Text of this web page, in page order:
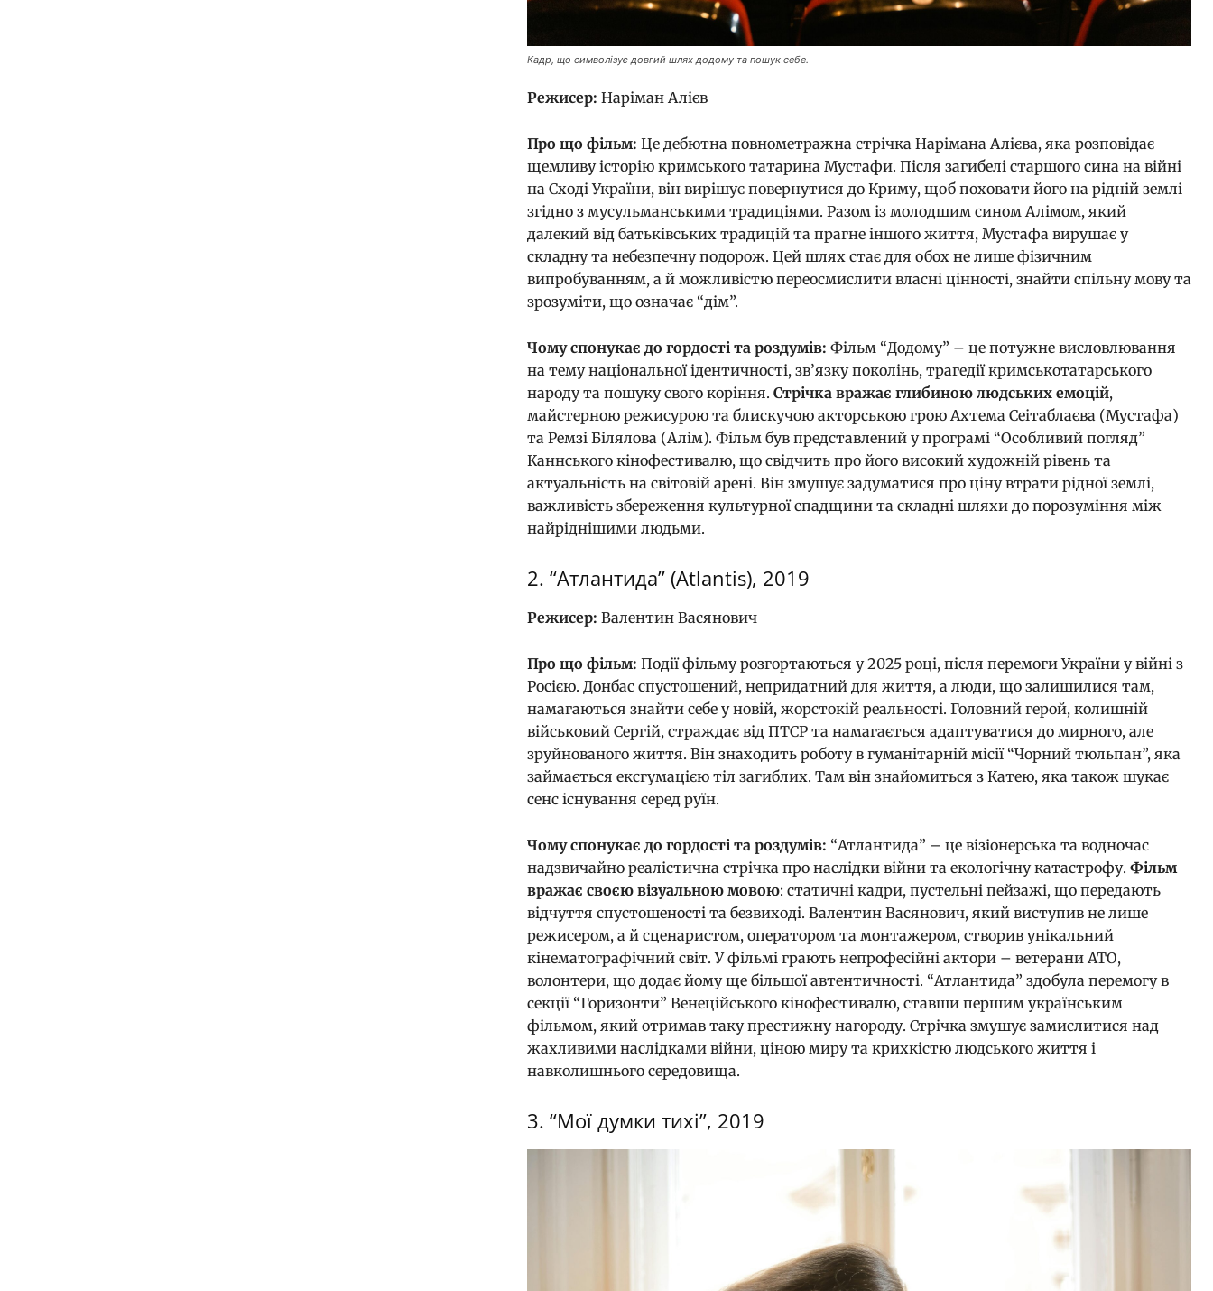
Кадр, що символізує довгий шлях додому та пошук себе.
Режисер: Наріман Алієв
Про що фільм: Це дебютна повнометражна стрічка Нарімана Алієва, яка розповідає
щемливу історію кримського татарина Мустафи. Після загибелі старшого сина на війні
на Сході України, він вирішує повернутися до Криму, щоб поховати його на рідній землі
згідно з мусульманськими традиціями. Разом із молодшим сином Алімом, який
далекий від батьківських традицій та прагне іншого життя, Мустафа вирушає у
складну та небезпечну подорож. Цей шлях стає для обох не лише фізичним
випробуванням, а й можливістю переосмислити власні цінності, знайти спільну мову та
зрозуміти, що означає “дім”.
Чому спонукає до гордості та роздумів: Фільм “Додому” – це потужне висловлювання
на тему національної ідентичності, зв’язку поколінь, трагедії кримськотатарського
народу та пошуку свого коріння. Стрічка вражає глибиною людських емоцій,
майстерною режисурою та блискучою акторською грою Ахтема Сеітаблаєва (Мустафа)
та Ремзі Білялова (Алім). Фільм був представлений у програмі “Особливий погляд”
Каннського кінофестивалю, що свідчить про його високий художній рівень та
актуальність на світовій арені. Він змушує задуматися про ціну втрати рідної землі,
важливість збереження культурної спадщини та складні шляхи до порозуміння між
найріднішими людьми.
2. “Атлантида” (Atlantis), 2019
Режисер: Валентин Васянович
Про що фільм: Події фільму розгортаються у 2025 році, після перемоги України у війні з
Росією. Донбас спустошений, непридатний для життя, а люди, що залишилися там,
намагаються знайти себе у новій, жорстокій реальності. Головний герой, колишній
військовий Сергій, страждає від ПТСР та намагається адаптуватися до мирного, але
зруйнованого життя. Він знаходить роботу в гуманітарній місії “Чорний тюльпан”, яка
займається ексгумацією тіл загиблих. Там він знайомиться з Катею, яка також шукає
сенс існування серед руїн.
Чому спонукає до гордості та роздумів: “Атлантида” – це візіонерська та водночас
надзвичайно реалістична стрічка про наслідки війни та екологічну катастрофу. Фільм
вражає своєю візуальною мовою: статичні кадри, пустельні пейзажі, що передають
відчуття спустошеності та безвиході. Валентин Васянович, який виступив не лише
режисером, а й сценаристом, оператором та монтажером, створив унікальний
кінематографічний світ. У фільмі грають непрофесійні актори – ветерани АТО,
волонтери, що додає йому ще більшої автентичності. “Атлантида” здобула перемогу в
секції “Горизонти” Венеційського кінофестивалю, ставши першим українським
фільмом, який отримав таку престижну нагороду. Стрічка змушує замислитися над
жахливими наслідками війни, ціною миру та крихкістю людського життя і
навколишнього середовища.
3. “Мої думки тихі”, 2019